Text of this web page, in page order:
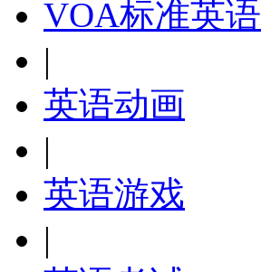
VOA标准英语
|
英语动画
|
英语游戏
|